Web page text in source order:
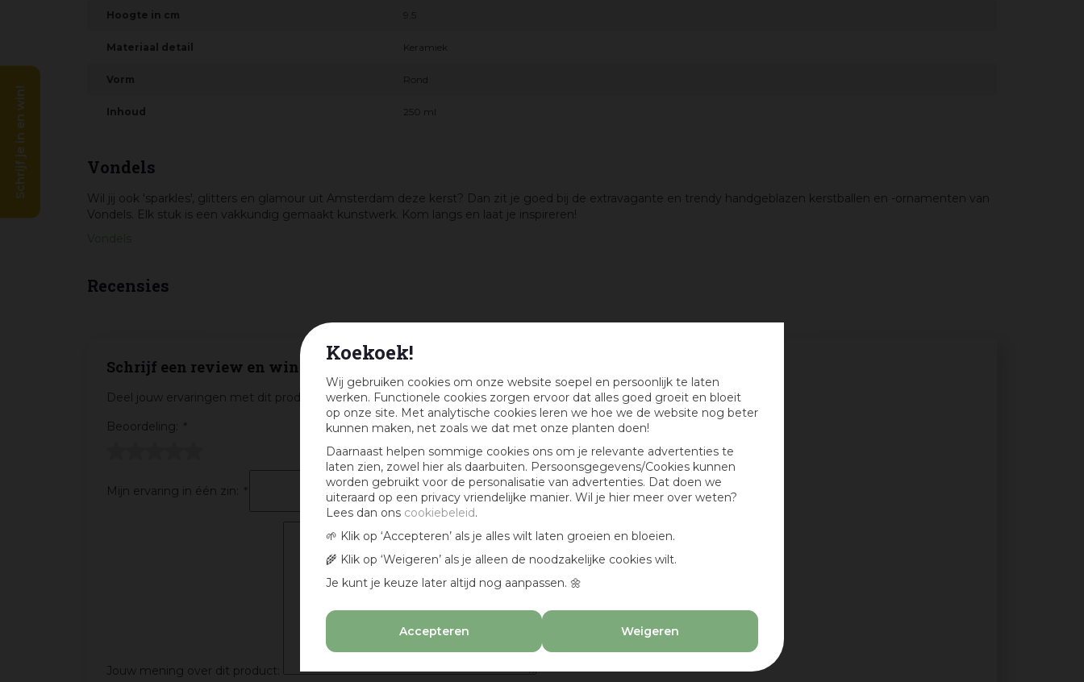
Koekoek!
Wij gebruiken cookies om onze website soepel en persoonlijk te laten
werken. Functionele cookies zorgen ervoor dat alles goed groeit en bloeit
op onze site. Met analytische cookies leren we hoe we de website nog beter
kunnen maken, net zoals we dat met onze planten doen!
Daarnaast helpen sommige cookies ons om je relevante advertenties te
laten zien, zowel hier als daarbuiten. Persoonsgegevens/Cookies kunnen
worden gebruikt voor de personalisatie van advertenties. Dat doen we
uiteraard op een privacy vriendelijke manier. Wil je hier meer over weten?
Lees dan ons cookiebeleid.
🌱 Klik op ‘Accepteren’ als je alles wilt laten groeien en bloeien.
🌾 Klik op ‘Weigeren’ als je alleen de noodzakelijke cookies wilt.
Je kunt je keuze later altijd nog aanpassen. 🌼
Accepteren Weigeren
Hoogte in cm 9.5
Materiaal detail Keramiek
Vorm Rond
Inhoud 250 ml
Vondels
Wil jij ook 'sparkles', glitters en glamour uit Amsterdam deze kerst? Dan zit je goed bij de extravagante en trendy handgeblazen kerstballen en -ornamenten van
Vondels. Elk stuk is een vakkundig gemaakt kunstwerk. Kom langs en laat je inspireren!
Recensies
Schrijf een review en win een cadeaubon :)
Deel jouw ervaringen met dit product en maak maandelijks kans op een cadeaubon t.w.v. € 25,-
Beoordeling:
*
Mijn ervaring in één zin: *
Jouw mening over dit product:
Schrijf je in en win!